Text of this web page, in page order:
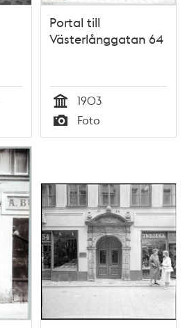
Portal till
Västerlånggatan 64
Tid
1903
Typ
Foto